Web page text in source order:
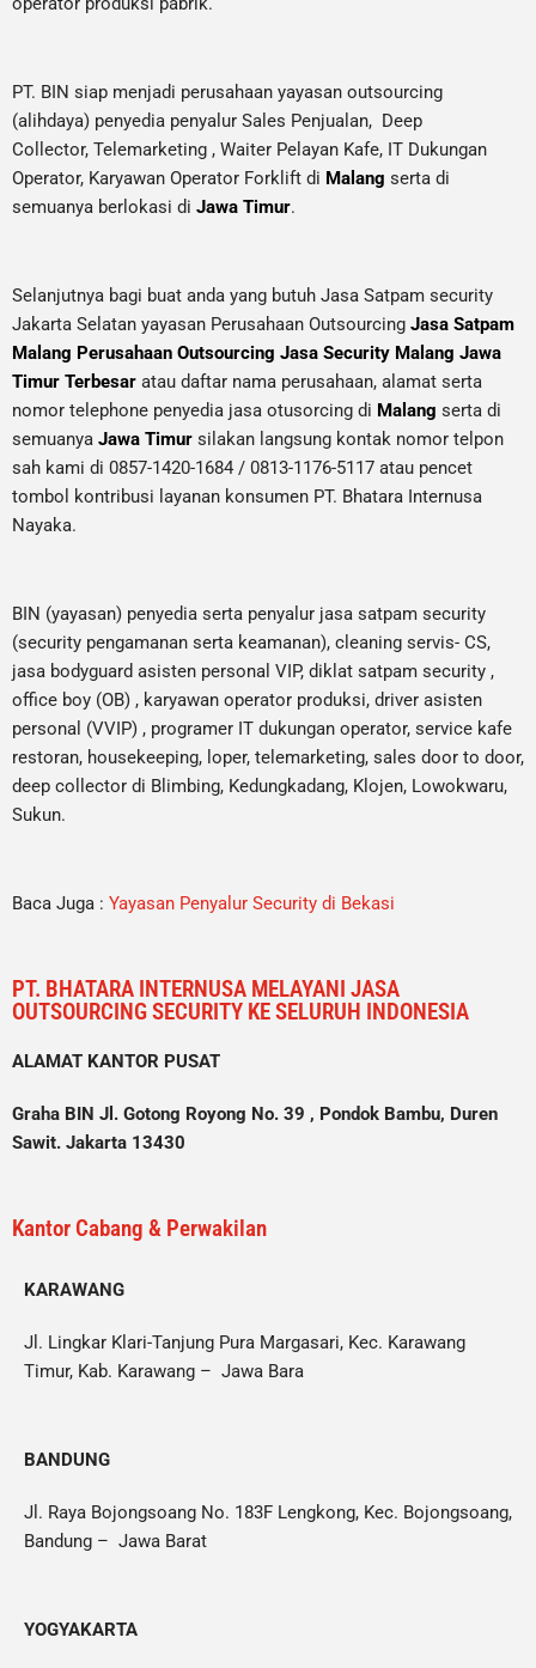
PT. BIN siap menjadi perusahaan yayasan outsourcing
(alihdaya) penyedia penyalur Sales Penjualan, Deep
Collector, Telemarketing , Waiter Pelayan Kafe, IT Dukungan
Operator, Karyawan Operator Forklift di Malang serta di
semuanya berlokasi di Jawa Timur.
Selanjutnya bagi buat anda yang butuh Jasa Satpam security
Jakarta Selatan yayasan Perusahaan Outsourcing Jasa Satpam
Malang Perusahaan Outsourcing Jasa Security Malang Jawa
Timur Terbesar atau daftar nama perusahaan, alamat serta
nomor telephone penyedia jasa otusorcing di Malang serta di
semuanya Jawa Timur silakan langsung kontak nomor telpon
sah kami di 0857-1420-1684 / 0813-1176-5117 atau pencet
tombol kontribusi layanan konsumen PT. Bhatara Internusa
Nayaka.
BIN (yayasan) penyedia serta penyalur jasa satpam security
(security pengamanan serta keamanan), cleaning servis- CS,
jasa bodyguard asisten personal VIP, diklat satpam security ,
office boy (OB) , karyawan operator produksi, driver asisten
personal (VVIP) , programer IT dukungan operator, service kafe
restoran, housekeeping, loper, telemarketing, sales door to door,
deep collector di Blimbing, Kedungkadang, Klojen, Lowokwaru,
Sukun.
Baca Juga : Yayasan Penyalur Security di Bekasi
PT. BHATARA INTERNUSA MELAYANI JASA
OUTSOURCING SECURITY KE SELURUH INDONESIA
ALAMAT KANTOR PUSAT
Graha BIN Jl. Gotong Royong No. 39 , Pondok Bambu, Duren
Sawit. Jakarta 13430
Kantor Cabang & Perwakilan
KARAWANG
Jl. Lingkar Klari-Tanjung Pura Margasari, Kec. Karawang
Timur, Kab. Karawang – Jawa Bara
BANDUNG
Jl. Raya Bojongsoang No. 183F Lengkong, Kec. Bojongsoang,
Bandung – Jawa Barat
YOGYAKARTA